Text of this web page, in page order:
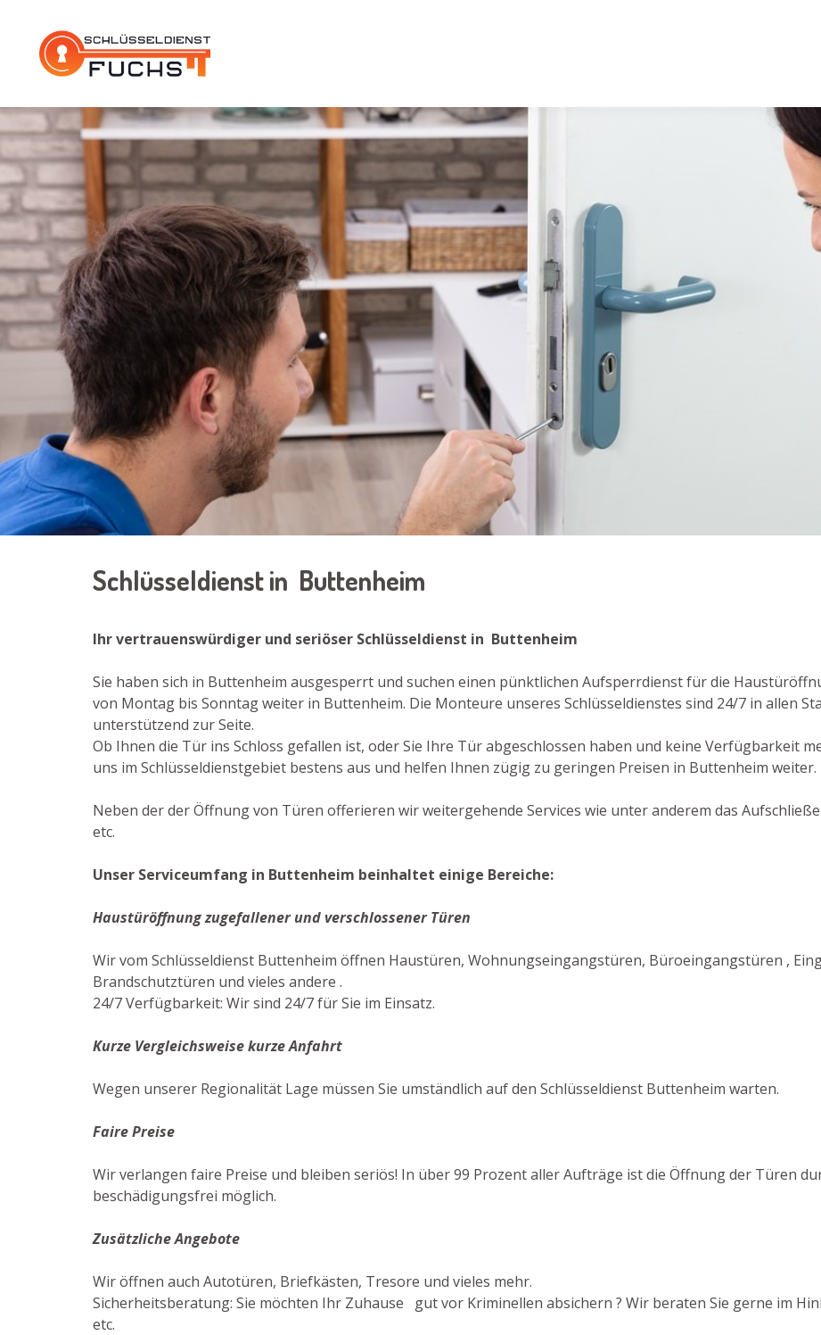
Schlüsseldienst in Buttenheim
Ihr vertrauenswürdiger und seriöser Schlüsseldienst in Buttenheim
Sie haben sich in Buttenheim ausgesperrt und suchen einen pünktlichen Aufsperrdienst für die
von Montag bis Sonntag weiter in Buttenheim. Die Monteure unseres Schlüsseldienstes sind 24/7 in allen
unterstützend zur Seite.
Ob Ihnen die Tür ins Schloss gefallen ist, oder Sie Ihre Tür abgeschlossen haben und keine Verfügbarkeit
uns im Schlüsseldienstgebiet bestens aus und helfen Ihnen zügig zu geringen Preisen in Buttenheim weiter.
Neben der der Öffnung von Türen offerieren wir weitergehende Services wie unter anderem das
etc.
Unser Serviceumfang in Buttenheim beinhaltet einige Bereiche:
Haustüröffnung zugefallener und verschlossener Türen
Wir vom Schlüsseldienst Buttenheim öffnen Haustüren, Wohnungseingangstüren, Büroeingangstüren ,
Brandschutztüren und vieles andere .
24/7 Verfügbarkeit: Wir sind 24/7 für Sie im Einsatz.
Kurze Vergleichsweise kurze Anfahrt
Wegen unserer Regionalität Lage müssen Sie umständlich auf den Schlüsseldienst Buttenheim warten.
Faire Preise
Wir verlangen faire Preise und bleiben seriös! In über 99 Prozent aller Aufträge ist die Öffnung der Türen
beschädigungsfrei möglich.
Zusätzliche Angebote
Wir öffnen auch Autotüren, Briefkästen, Tresore und vieles mehr.
Sicherheitsberatung: Sie möchten Ihr Zuhause gut vor Kriminellen absichern ? Wir beraten Sie gerne im
etc.